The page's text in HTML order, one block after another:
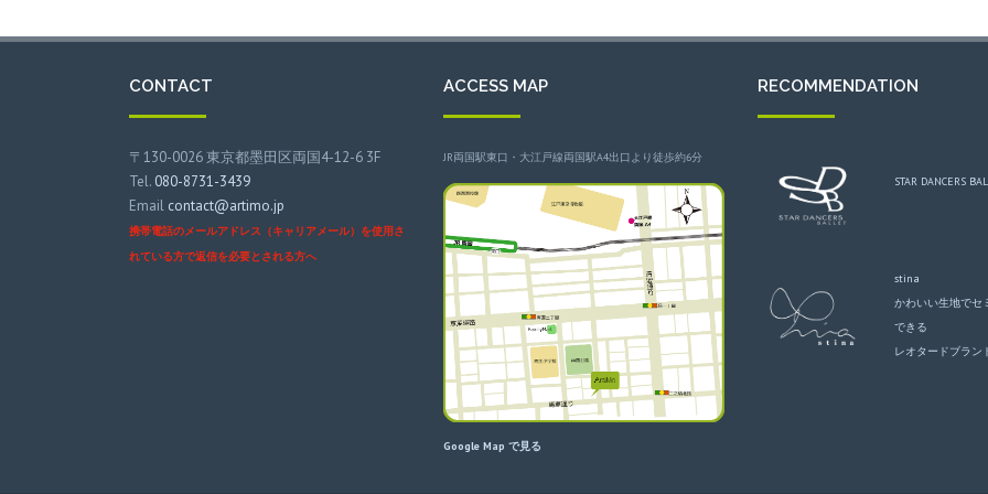
CONTACT
〒130-0026 東京都墨田区両国4-12-6 3F
Tel. 080-8731-3439
Email contact@artimo.jp
携帯電話のメールアドレス（キャリアメール）を使用さ
れている方で返信を必要とされる方へ
ACCESS MAP
JR両国駅東口・大江戸線両国駅A4出口より徒歩約6分
Google Map で見る
RECOMMENDATION
STAR DANCERS
stina
かわいい生地でセ
できる
レオタードブラン